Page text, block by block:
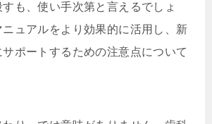
も、使い手次第と言えるでしょ
ニュアルをより効果的に活用し、新
サポートするための注意点について